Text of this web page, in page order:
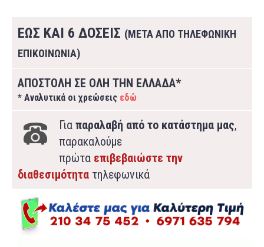
ΕΩΣ ΚΑΙ 6 ΔΟΣΕΙΣ (ΜΕΤΑ ΑΠΟ ΤΗΛΕΦΩΝΙΚΗ
ΕΠΙΚΟΙΝΩΝΙΑ)
ΑΠΟΣΤΟΛΗ ΣΕ ΟΛΗ ΤΗΝ ΕΛΛΑΔΑ*
* Αναλυτικά οι χρεώσεις εδώ
Για παραλαβή από το κατάστημα μας,
παρακαλούμε
πρώτα επιβεβαιώστε την
διαθεσιμότητα τηλεφωνικά